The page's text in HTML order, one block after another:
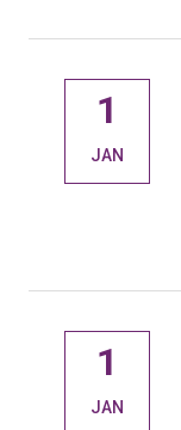
1
JAN
1
JAN